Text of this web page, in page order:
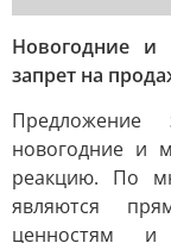
Новогодние и
запрет на
новогодние и
реакцию. По
являются
ценностям